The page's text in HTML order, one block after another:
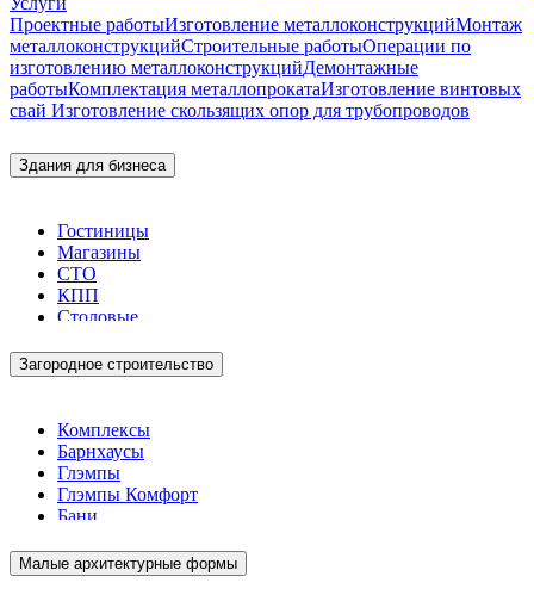
Проектные работыИзготовление металлоконструкцийМонтаж
металлоконструкцийСтроительные работыОперации по
изготовлению металлоконструкцийДемонтажные
работыКомплектация металлопрокатаИзготовление винтовых
свай Изготовление скользящих опор для трубопроводов
Здания для бизнеса
Гостиницы
Магазины
СТО
КПП
Столовые
Загородное строительство
Комплексы
Барнхаусы
Глэмпы
Глэмпы Комфорт
Бани
Малые архитектурные формы